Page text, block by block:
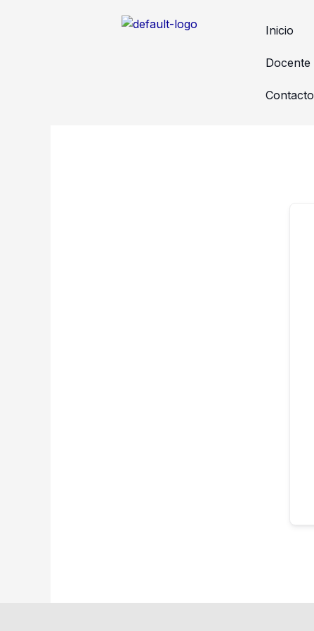
Inicio
Docente
Contacto